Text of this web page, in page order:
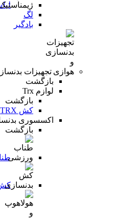
لگ
بادگیر
تجهیزات
بازگشت
لوازم Trx
بازگشت
کش TRX
اکسسوری
بازگشت